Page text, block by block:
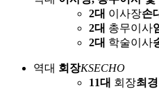
2대 이사장손
2대 총무이사
2대 학술이사
역대 회장KSECHO
11대 회장최